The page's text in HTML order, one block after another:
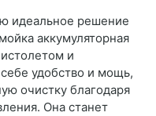
идеальное решение
аккумуляторная
и
удобство и мощь,
очистку благодаря
Она станет